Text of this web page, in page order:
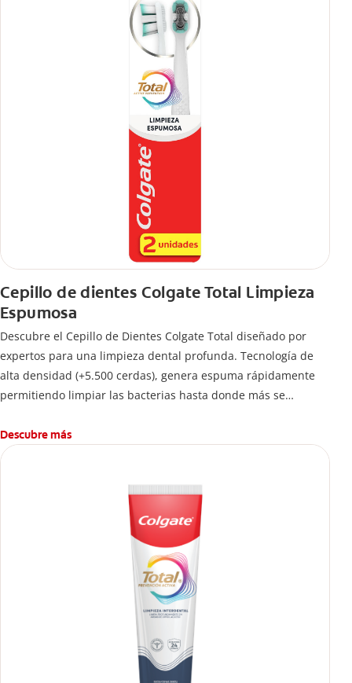
Cepillo de dientes Colgate Total Limpieza
Espumosa
Descubre el Cepillo de Dientes Colgate Total diseñado por
expertos para una limpieza dental profunda. Tecnología de
alta densidad (+5.500 cerdas), genera espuma rápidamente
permitiendo limpiar las bacterias hasta donde más se
Descubre más